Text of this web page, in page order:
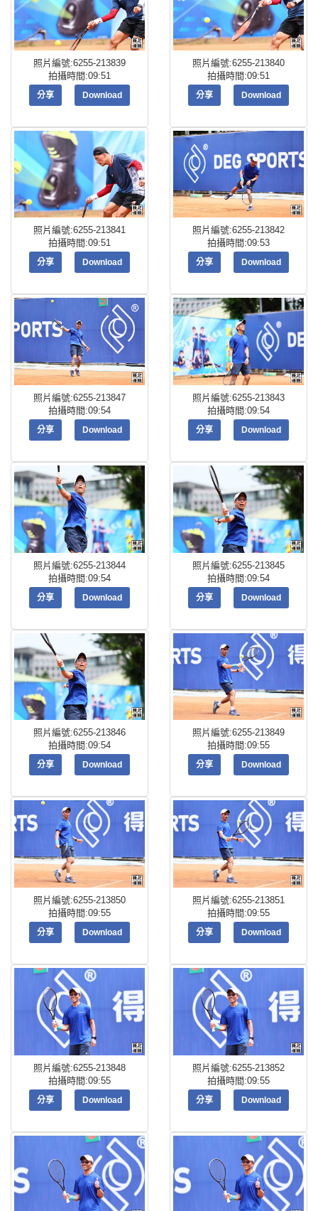
照片編號:6255-213839
拍攝時間:09:51
分享 Download
照片編號:6255-213840
拍攝時間:09:51
分享 Download
照片編號:6255-213841
拍攝時間:09:51
分享 Download
照片編號:6255-213842
拍攝時間:09:53
分享 Download
照片編號:6255-213847
拍攝時間:09:54
分享 Download
照片編號:6255-213843
拍攝時間:09:54
分享 Download
照片編號:6255-213844
拍攝時間:09:54
分享 Download
照片編號:6255-213845
拍攝時間:09:54
分享 Download
照片編號:6255-213846
拍攝時間:09:54
分享 Download
照片編號:6255-213849
拍攝時間:09:55
分享 Download
照片編號:6255-213850
拍攝時間:09:55
分享 Download
照片編號:6255-213851
拍攝時間:09:55
分享 Download
照片編號:6255-213848
拍攝時間:09:55
分享 Download
照片編號:6255-213852
拍攝時間:09:55
分享 Download